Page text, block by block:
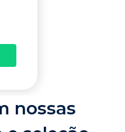
nossas